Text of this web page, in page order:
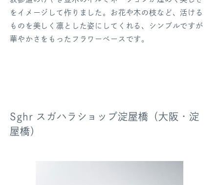
をイメージして作りました。お花や木の枝など、活ける
ものを美しく凛とした姿にしてくれる、シンプルですが
華やかさをもったフラワーベースです。
Sghr スガハラショップ淀屋橋（大阪・淀
屋橋）